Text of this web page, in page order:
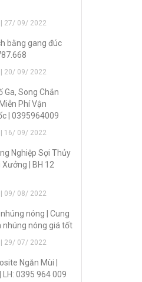
| 27/ 09/ 2022
bằng gang đúc
| 20/ 09/ 2022
Ga, Song Chắn
Phí Vận
| 0395964009
| 16/ 09/ 2022
Nghiệp Sợi Thủy
Xưởng | BH 12
| 09/ 08/ 2022
nóng | Cung
nhúng nóng giá tốt
| 29/ 07/ 2022
Ngăn Mùi |
0395 964 009